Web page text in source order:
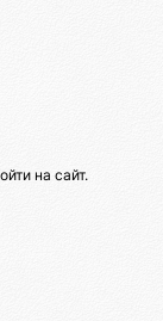
на сайт.